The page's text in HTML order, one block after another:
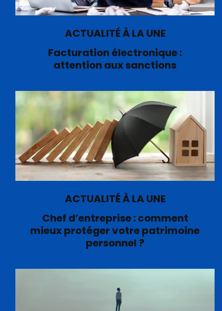
ACTUALITÉ À LA UNE
Facturation électronique :
attention aux sanctions
ACTUALITÉ À LA UNE
Chef d’entreprise : comment
mieux protéger votre patrimoine
personnel ?